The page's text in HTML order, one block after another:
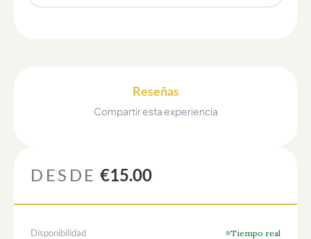
Reseñas
Compartir esta experiencia
DESDE €15.00
Disponibilidad Tiempo real